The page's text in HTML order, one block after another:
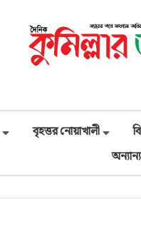
বৃহত্তর নোয়াখালী
অন্যান্য